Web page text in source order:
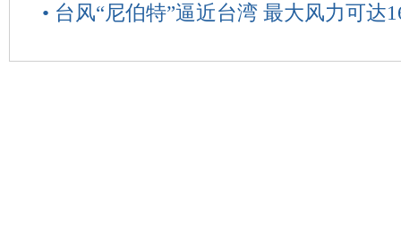
• 台风“尼伯特”逼近台湾 最大风力可达